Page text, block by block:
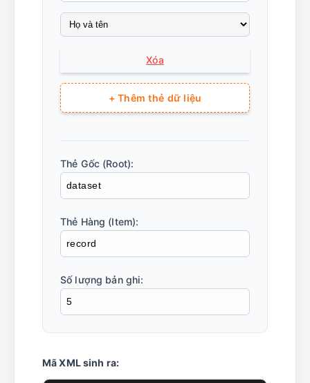
Xóa
+ Thêm thẻ dữ liệu
Thẻ Gốc (Root):
Thẻ Hàng (Item):
Số lượng bản ghi:
Mã XML sinh ra: